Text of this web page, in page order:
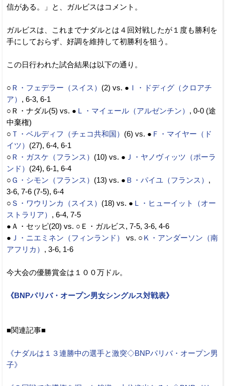
信がある。」と、ガルビスはコメント。
ガルビスは、これまでナダルとは４回対戦したが１度も勝利を
手にしておらず、好調を維持して初勝利を狙う。
この日行われた試合結果は以下の通り。
○ Ｒ・フェデラー（スイス） (2) vs. ● Ｉ・ドディグ（クロアチ
ア） , 6-3, 6-1
○Ｒ・ナダル(5) vs. ● Ｌ・マイェール（アルゼンチン） , 0-0 (途
中棄権)
○ Ｔ・ベルディフ（チェコ共和国） (6) vs. ● Ｆ・マイヤー（ド
イツ） (27), 6-4, 6-1
○ Ｒ・ガスケ（フランス） (10) vs. ● Ｊ・ヤノヴィッツ（ポーラ
ンド） (24), 6-1, 6-4
○ Ｇ・シモン（フランス） (13) vs. ● Ｂ・パイユ（フランス） ,
3-6, 7-6 (7-5), 6-4
○ Ｓ・ワウリンカ（スイス） (18) vs. ● Ｌ・ヒューイット（オー
ストラリア） , 6-4, 7-5
●Ａ・セッピ(20) vs. ○Ｅ・ガルビス, 7-5, 3-6, 4-6
● Ｊ・ニエミネン（フィンランド） vs. ○ Ｋ・アンダーソン（南
アフリカ） , 3-6, 1-6
今大会の優勝賞金は１００万ドル。
《BNPパリバ・オープン男女シングルス対戦表》
■関連記事■
《ナダルは１３連勝中の選手と激突◇BNPパリバ・オープン男
子》